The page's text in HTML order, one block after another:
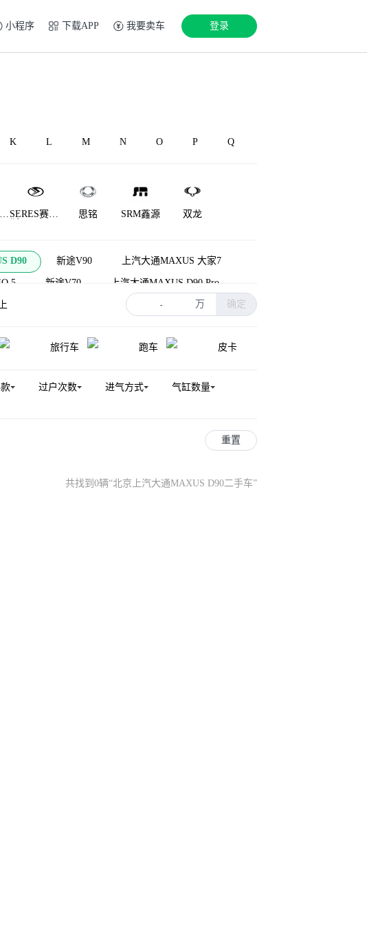
小程序 下载APP 我要卖车 登录
K L M N O P Q
SERES赛力
思铭 SRM鑫源 双龙
SHELBY 神州 速达
D90 新途V90 上汽大通MAXUS 大家7
5 新途V70 上汽大通MAXUS D90 Pro
上汽大通MAXUS EUNIQ 6
上汽大通MAXUS RG10
上汽大通MAXUS T90房车
- 万 确定
旅行车 跑车
皮卡
过户次数 进气方式
气缸数量
重置
共找到0辆“北京上汽大通MAXUS D90二手车”